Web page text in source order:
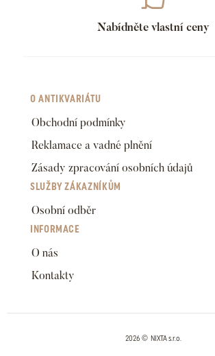
Nabídněte vlastní ceny
O ANTIKVARIÁTU
Obchodní podmínky
Reklamace a vadné plnění
Zásady zpracování osobních údajů
SLUŽBY ZÁKAZNÍKŮM
Osobní odběr
INFORMACE
O nás
Kontakty
2026 © NIXTA s.r.o.